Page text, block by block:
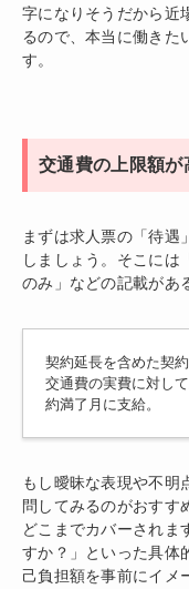
字になりそうだから近
るので、本当に働きた
す。
交通費の上限額が
まずは求人票の「待遇
しましょう。そこには
のみ」などの記載があ
契約延長を含めた契
交通費の実費に対し
約満了月に支給。
もし曖昧な表現や不明
問してみるのがおすす
どこまでカバーされま
すか？」といった具体
己負担額を事前にイメ